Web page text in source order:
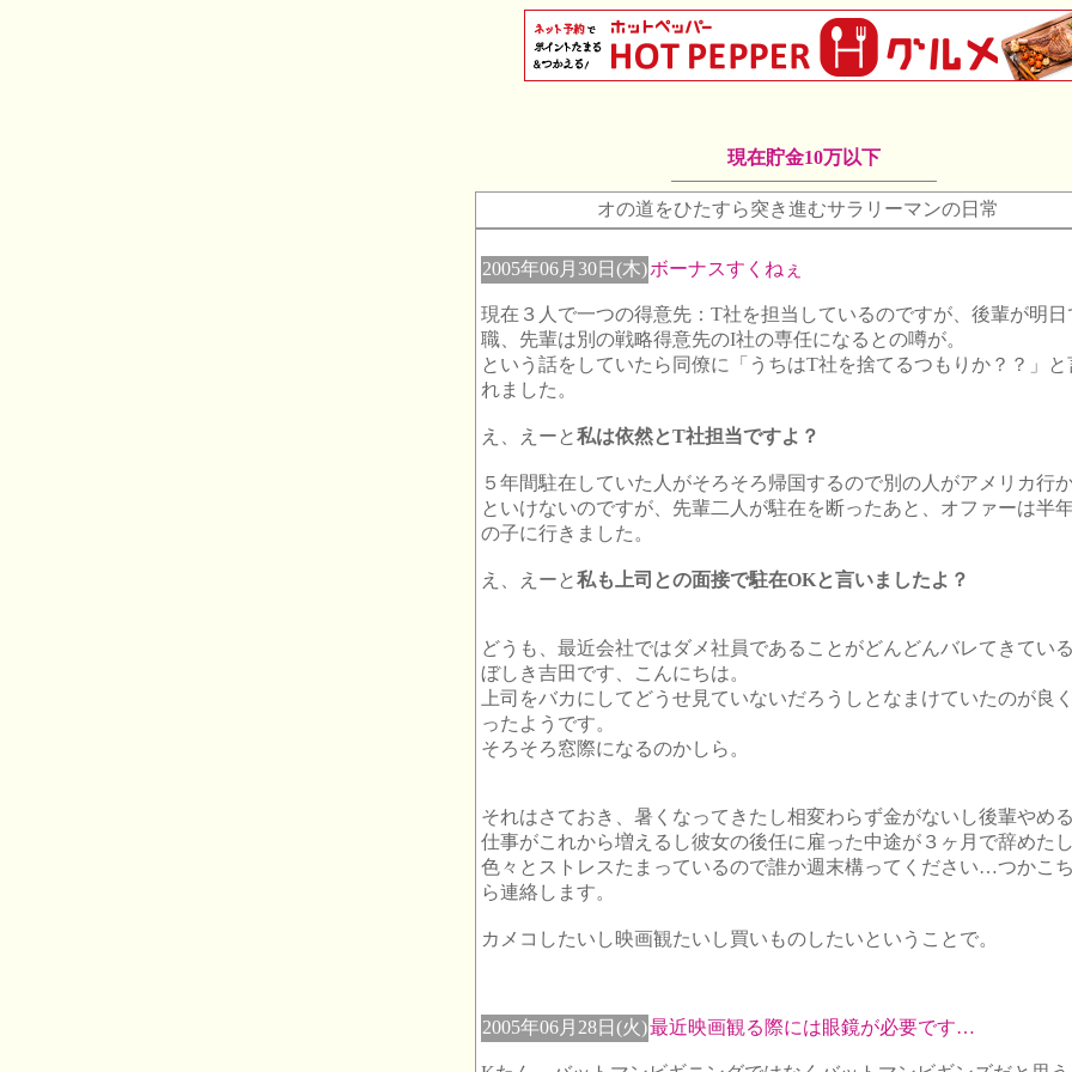
現在貯金10万以下
オの道をひたすら突き進むサラリーマンの日常
2005年06月30日(木)ボーナスすくねぇ
現在３人で一つの得意先：T社を担当しているのですが、後輩が明日
職、先輩は別の戦略得意先のI社の専任になるとの噂が。
という話をしていたら同僚に「うちはT社を捨てるつもりか？？」と
れました。
え、えーと私は依然とT社担当ですよ？
５年間駐在していた人がそろそろ帰国するので別の人がアメリカ行
といけないのですが、先輩二人が駐在を断ったあと、オファーは半
の子に行きました。
え、えーと私も上司との面接で駐在OKと言いましたよ？
どうも、最近会社ではダメ社員であることがどんどんバレてきてい
ぼしき吉田です、こんにちは。
上司をバカにしてどうせ見ていないだろうしとなまけていたのが良
ったようです。
そろそろ窓際になるのかしら。
それはさておき、暑くなってきたし相変わらず金がないし後輩やめ
仕事がこれから増えるし彼女の後任に雇った中途が３ヶ月で辞めた
色々とストレスたまっているので誰か週末構ってください…つかこ
ら連絡します。
カメコしたいし映画観たいし買いものしたいということで。
2005年06月28日(火)最近映画観る際には眼鏡が必要です…